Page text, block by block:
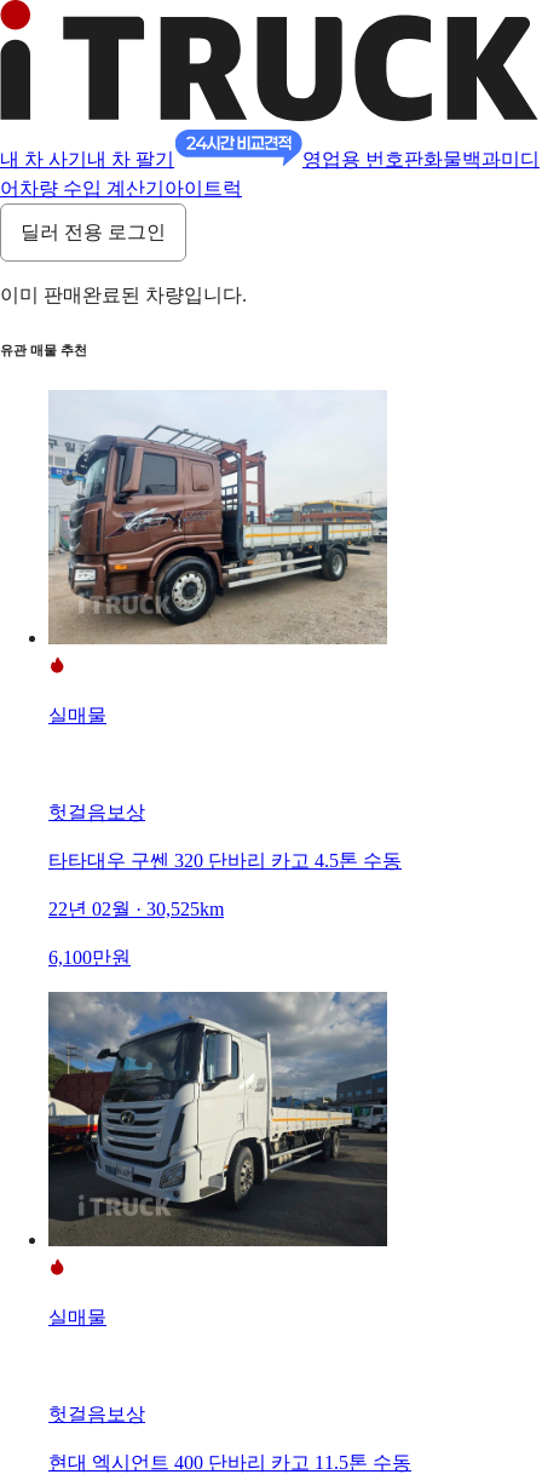
내 차 사기 내 차 팔기 영업용 번호판화물백과미디
어 차량 수입 계산기 아이트럭
딜러 전용 로그인
이미 판매완료된 차량입니다.
유관 매물 추천
실매물
헛걸음보상
타타대우 구쎈 320 단바리 카고 4.5톤 수동
22년 02월 · 30,525km
6,100만원
실매물
헛걸음보상
현대 엑시언트 400 단바리 카고 11.5톤 수동